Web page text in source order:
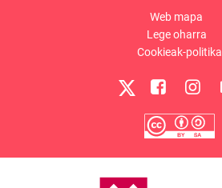
Web mapa
Lege oharra
Cookieak-politika